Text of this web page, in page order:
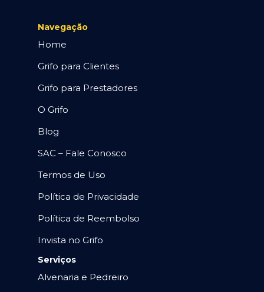
Navegação
Home
Grifo para Clientes
Grifo para Prestadores
O Grifo
Blog
SAC – Fale Conosco
Termos de Uso
Política de Privacidade
Política de Reembolso
Invista no Grifo
Serviços
Alvenaria e Pedreiro